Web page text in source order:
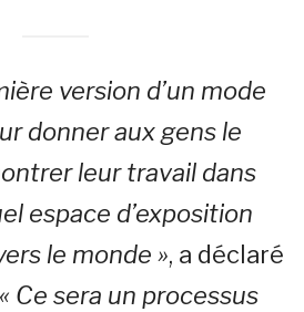
version d’un mode
donner aux gens le
leur travail dans
espace d’exposition
le monde », a déclaré
« Ce sera un processus